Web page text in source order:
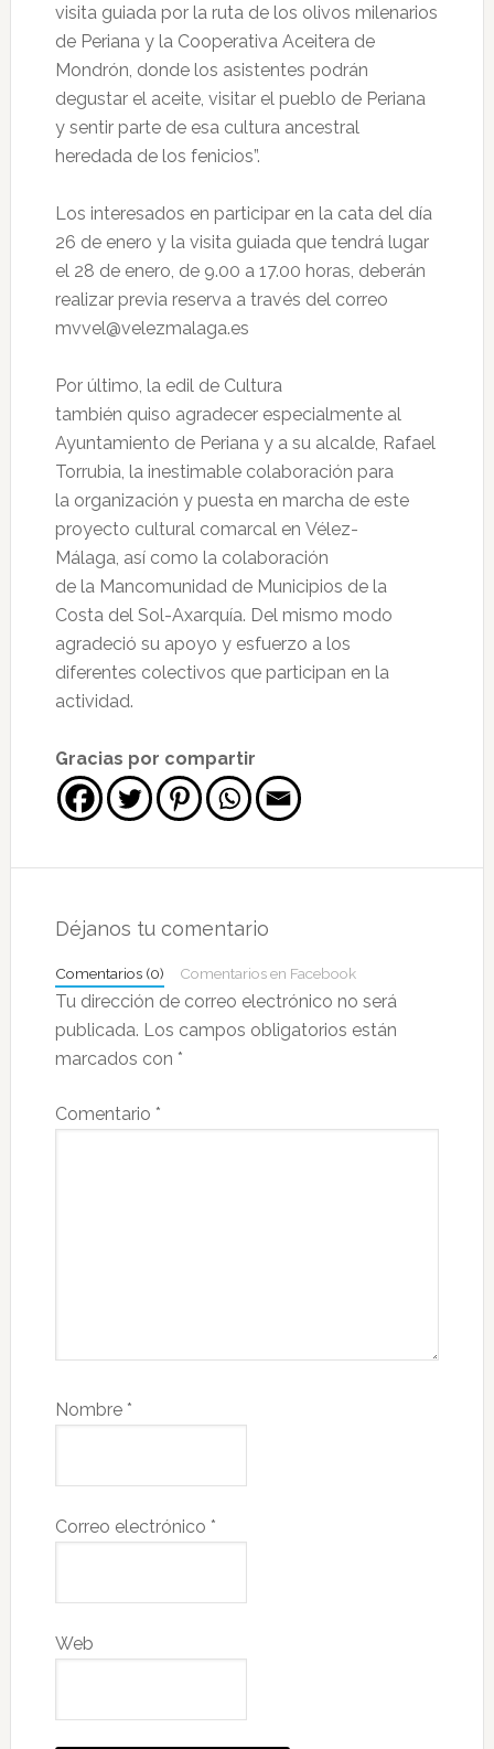
visita guiada por la ruta de los olivos milenarios
de Periana y la Cooperativa Aceitera de
Mondrón, donde los asistentes podrán
degustar el aceite, visitar el pueblo de Periana
y sentir parte de esa cultura ancestral
heredada de los fenicios”.
Los interesados en participar en la cata del día
26 de enero y la visita guiada que tendrá lugar
el 28 de enero, de 9.00 a 17.00 horas, deberán
realizar previa reserva a través del correo
mvvel@velezmalaga.es
Por último, la edil de Cultura
también quiso agradecer especialmente al
Ayuntamiento de Periana y a su alcalde, Rafael
Torrubia, la inestimable colaboración para
la organización y puesta en marcha de este
proyecto cultural comarcal en Vélez-
Málaga, así como la colaboración
de la Mancomunidad de Municipios de la
Costa del Sol-Axarquía. Del mismo modo
agradeció su apoyo y esfuerzo a los
diferentes colectivos que participan en la
actividad.
Gracias por compartir
con
lectores
Déjanos tu comentario
Comentarios (0) Comentarios en Facebook
Tu dirección de correo electrónico no será
publicada. Los campos obligatorios están
marcados con *
Comentario *
Nombre *
Correo electrónico *
Web